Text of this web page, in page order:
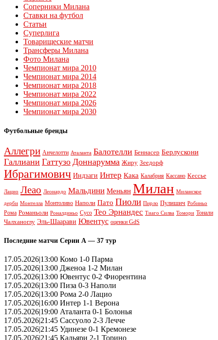
Соперники Милана
Ставки на футбол
Статьи
Суперлига
Товарищеские матчи
Трансферы Милана
Фото Милана
Чемпионат мира 2010
Чемпионат мира 2014
Чемпионат мира 2018
Чемпионат мира 2022
Чемпионат мира 2026
Чемпионат мира 2030
Футбольные бренды
Аллегри Анчелотти Аталанта Балотелли Беннасер Берлускони
Галлиани Гаттузо Доннарумма Жиру Зеедорф
Ибрагимович Индзаги Интер Кака Калабрия Кассано Кессье
Лацио Леао Леонардо Мальдини Меньян Милан Миланское
дерби Монтелла Монтоливо Наполи Пато Пиоли Пирло Пулишич Робиньо
Рома Романьоли Роналдиньо Сусо Тео Эрнандес Тиаго Силва Томори Тонали
Чалханоглу Эль-Шаарави Ювентус оценки GdS
Последние матчи Серии А — 37 тур
17.05.2026|13:00 Комо 1-0 Парма
17.05.2026|13:00 Дженоа 1-2 Милан
17.05.2026|13:00 Ювентус 0-2 Фиорентина
17.05.2026|13:00 Пиза 0-3 Наполи
17.05.2026|13:00 Рома 2-0 Лацио
17.05.2026|16:00 Интер 1-1 Верона
17.05.2026|19:00 Аталанта 0-1 Болонья
17.05.2026|21:45 Сассуоло 2-3 Лечче
17.05.2026|21:45 Удинезе 0-1 Кремонезе
17.05.2026|21:45 Кальяри 2-1 Торино